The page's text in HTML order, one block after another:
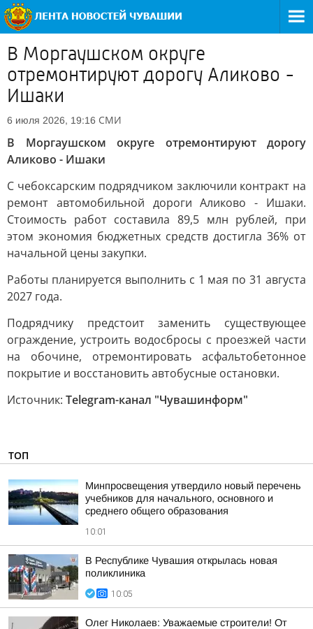
В Моргаушском округе
отремонтируют дорогу Аликово -
Ишаки
6 июля 2026, 19:16 СМИ
В Моргаушском округе отремонтируют дорогу
Аликово - Ишаки
С чебоксарским подрядчиком заключили контракт на
ремонт автомобильной дороги Аликово - Ишаки.
Стоимость работ составила 89,5 млн рублей, при
этом экономия бюджетных средств достигла 36% от
начальной цены закупки.
Работы планируется выполнить с 1 мая по 31 августа
2027 года.
Подрядчику предстоит заменить существующее
ограждение, устроить водосбросы с проезжей части
на обочине, отремонтировать асфальтобетонное
покрытие и восстановить автобусные остановки.
Источник: Telegram-канал "Чувашинформ"
ТОП
Минпросвещения утвердило новый перечень
учебников для начального, основного и
среднего общего образования
10:01
В Республике Чувашия открылась новая
поликлиника
10:05
Олег Николаев: Уважаемые строители! От